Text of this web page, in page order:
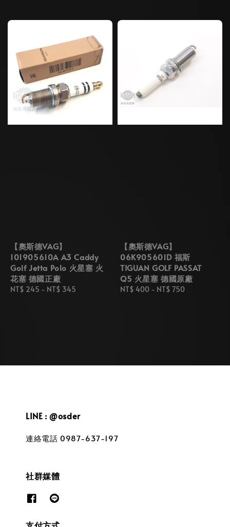
【奧斯德VAG】
101905610A A3 Caddy
Golf Jetta Polo 火星塞 火
花塞 德國正廠
Regular
NT$ 245 - NT$ 345
【奧斯德VAG】
06K905601D 福斯
TIGUAN GOLF PASSAT
Q5 火星塞 德國原廠
Regular
NT$ 400 - NT$ 750
LINE : @osder
連絡電話 0987-637-197
社群媒體